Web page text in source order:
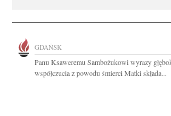
GDAŃSK
Panu Ksaweremu Sambożukowi wyrazy
współczucia z powodu śmierci Matki składa...